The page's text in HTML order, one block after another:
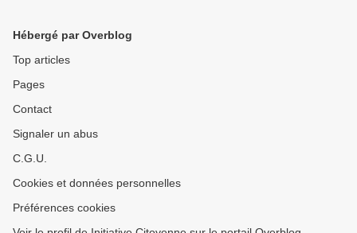
Hébergé par Overblog
Top articles
Pages
Contact
Signaler un abus
C.G.U.
Cookies et données personnelles
Préférences cookies